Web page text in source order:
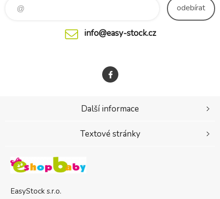
odebírat
info@easy-stock.cz
EasyStock s.r.o.
Další informace
Textové stránky